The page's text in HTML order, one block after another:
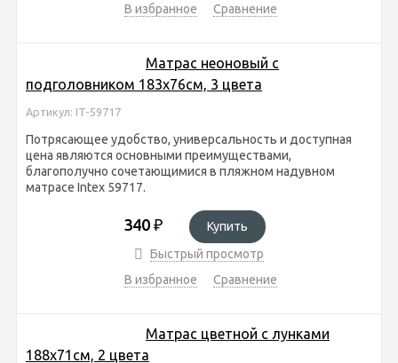
В избранное
Сравнение
Матрас неоновый с
подголовником 183х76см, 3 цвета
Артикул: IT-59717
Потрясающее удобство, универсальность и доступная
цена являются основными преимуществами,
благополучно сочетающимися в пляжном надувном
матрасе Intex 59717.
340 ₽
Купить
Быстрый просмотр
В избранное
Сравнение
Матрас цветной с лунками
188х71см, 2 цвета